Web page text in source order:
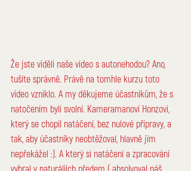
Že jste viděli naše video s autonehodou? Ano,
tušíte správně. Právě na tomhle kurzu toto
video vzniklo. A my děkujeme účastníkům, že s
natočením byli svolní. Kameramanovi Honzovi,
který se chopil natáčení, bez nulové přípravy, a
tak, aby účastníky neobtěžoval, hlavně jim
nepřekážel :). A který si natáčení a zpracování
vybral v naturáliích předem ( absolvoval náš